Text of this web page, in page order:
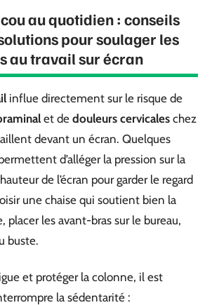
au quotidien : conseils
pour soulager les
au travail sur écran
influe directement sur le risque de
et de douleurs cervicales chez
devant un écran. Quelques
d’alléger la pression sur la
de l’écran pour garder le regard
une chaise qui soutient bien la
placer les avant-bras sur le bureau,
buste.
et protéger la colonne, il est
la sédentarité :